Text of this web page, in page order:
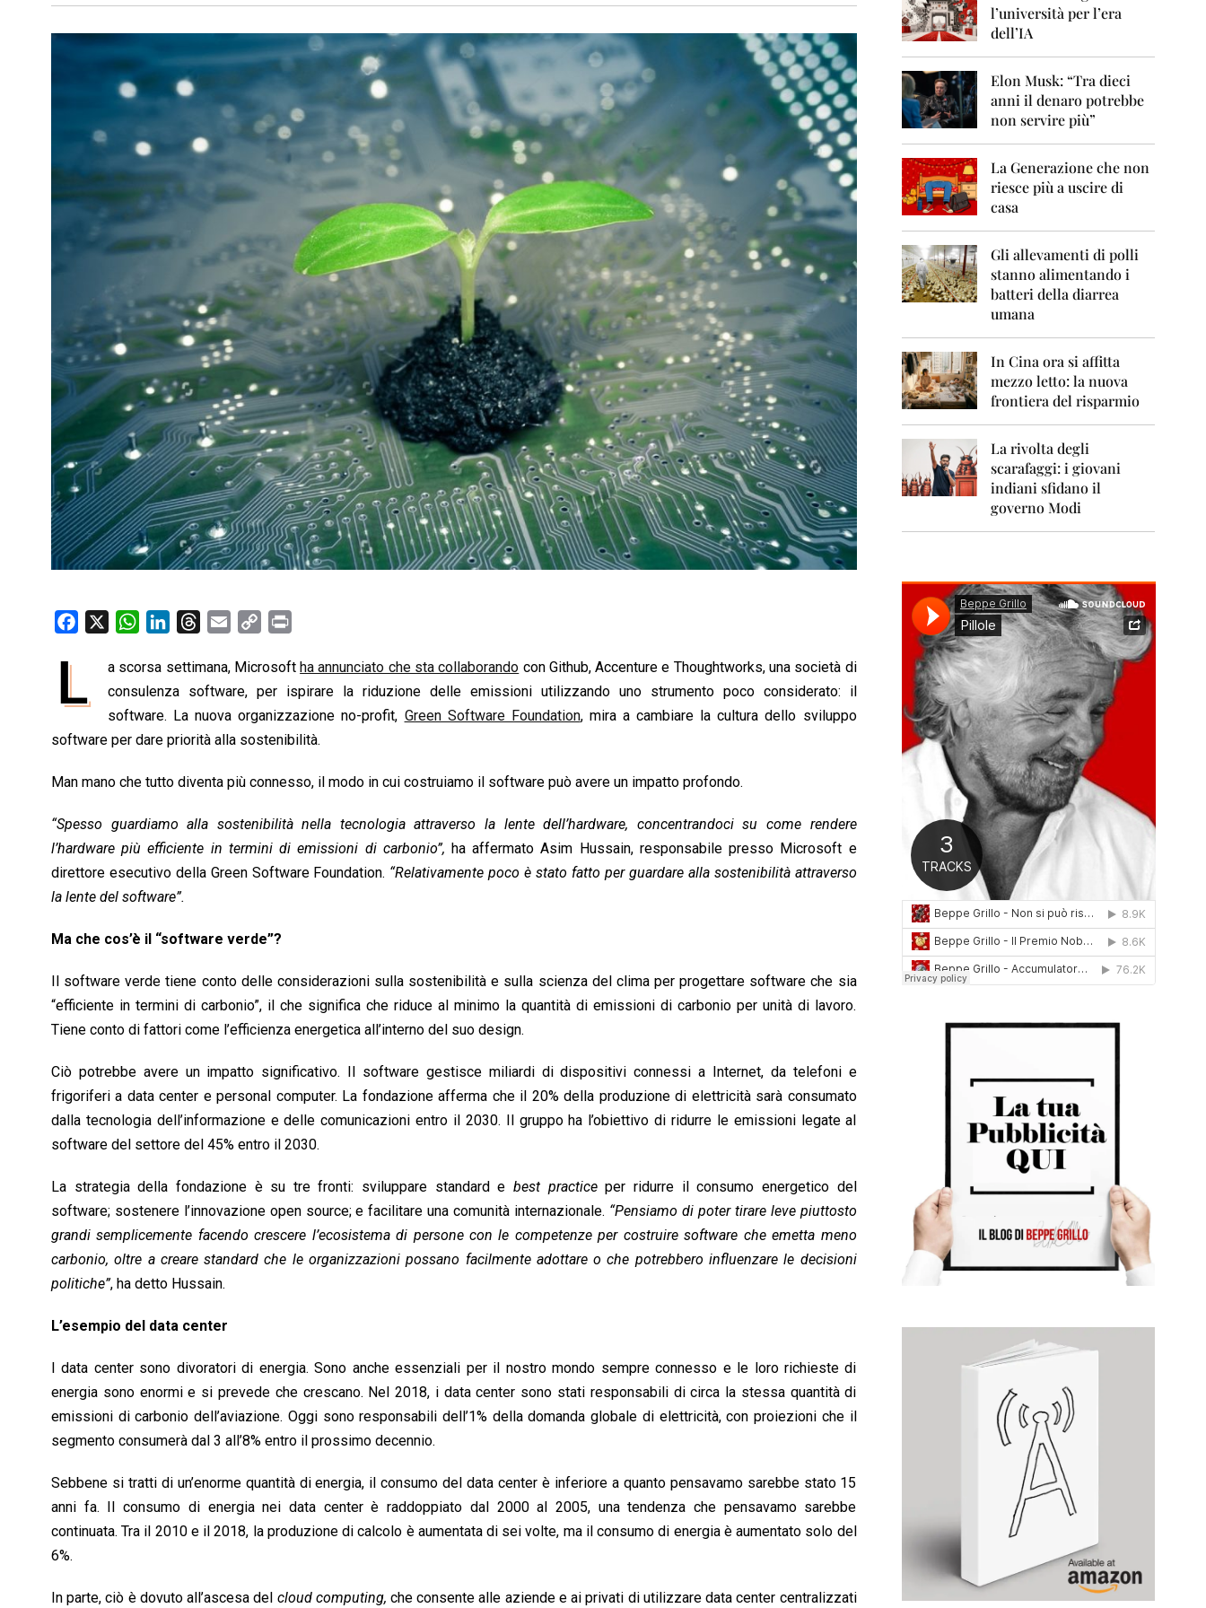
2
0
0
7
2
0
0
2
0
1
0
2
0
1
2
0
1
2
2
0
1
4
2
0
6
o
k
W
a
t
s
A
p
n
k
e
d
n
r
e
a
d
a
i
l
p
y
L
i
k
i
n
t
L a scorsa settimana, Microsoft ha annunciato che sta collaborando con Github, Accenture e Thoughtworks, una società di
consulenza software, per ispirare la riduzione delle emissioni utilizzando uno strumento poco considerato: il
software. La nuova organizzazione no-profit, Green Software Foundation, mira a cambiare la cultura dello sviluppo
software per dare priorità alla sostenibilità.
Man mano che tutto diventa più connesso, il modo in cui costruiamo il software può avere un impatto profondo.
“Spesso guardiamo alla sostenibilità nella tecnologia attraverso la lente dell’hardware, concentrandoci su come rendere
l’hardware più efficiente in termini di emissioni di carbonio”, ha affermato Asim Hussain, responsabile presso Microsoft e
direttore esecutivo della Green Software Foundation. “Relativamente poco è stato fatto per guardare alla sostenibilità attraverso
la lente del software”.
Ma che cos’è il “software verde”?
Il software verde tiene conto delle considerazioni sulla sostenibilità e sulla scienza del clima per progettare software che sia
“efficiente in termini di carbonio”, il che significa che riduce al minimo la quantità di emissioni di carbonio per unità di lavoro.
Tiene conto di fattori come l’efficienza energetica all’interno del suo design.
Ciò potrebbe avere un impatto significativo. Il software gestisce miliardi di dispositivi connessi a Internet, da telefoni e
frigoriferi a data center e personal computer. La fondazione afferma che il 20% della produzione di elettricità sarà consumato
dalla tecnologia dell’informazione e delle comunicazioni entro il 2030. Il gruppo ha l’obiettivo di ridurre le emissioni legate al
software del settore del 45% entro il 2030.
La strategia della fondazione è su tre fronti: sviluppare standard ebest practiceper ridurre il consumo energetico del
software; sostenere l’innovazione open source; e facilitare una comunità internazionale. “Pensiamo di poter tirare leve piuttosto
grandi semplicemente facendo crescere l’ecosistema di persone con le competenze per costruire software che emetta meno
carbonio, oltre a creare standard che le organizzazioni possano facilmente adottare o che potrebbero influenzare le decisioni
politiche”, ha detto Hussain.
L’esempio del data center
I data center sono divoratori di energia. Sono anche essenziali per il nostro mondo sempre connesso e le loro richieste di
energia sono enormi e si prevede che crescano. Nel 2018, i data center sono stati responsabili di circa la stessa quantità di
emissioni di carbonio dell’aviazione. Oggi sono responsabili dell’1% della domanda globale di elettricità, con proiezioni che il
segmento consumerà dal 3 all’8% entro il prossimo decennio.
Sebbene si tratti di un’enorme quantità di energia, il consumo del data center è inferiore a quanto pensavamo sarebbe stato 15
anni fa. Il consumo di energia nei data center è raddoppiato dal 2000 al 2005, una tendenza che pensavamo sarebbe
continuata. Tra il 2010 e il 2018, la produzione di calcolo è aumentata di sei volte, ma il consumo di energia è aumentato solo del
6%.
In parte, ciò è dovuto all’ascesa del cloud computing, che consente alle aziende e ai privati ​​di utilizzare data center centralizzati
l’università per l’era
dell’IA
Elon Musk: “Tra dieci
anni il denaro potrebbe
non servire più”
La Generazione che non
riesce più a uscire di
casa
Gli allevamenti di polli
stanno alimentando i
batteri della diarrea
umana
In Cina ora si affitta
mezzo letto: la nuova
frontiera del risparmio
La rivolta degli
scarafaggi: i giovani
indiani sfidano il
governo Modi